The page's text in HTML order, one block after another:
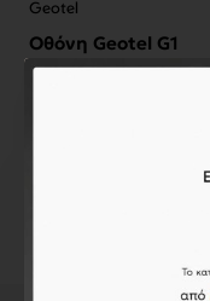
Geotel
Οθόνη Geotel G1
36,00€
Έχετε